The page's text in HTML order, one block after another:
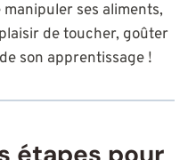
manipuler ses aliments,
de toucher, goûter
son apprentissage !